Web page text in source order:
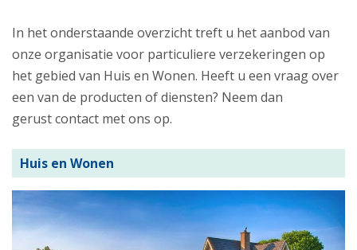
In het onderstaande overzicht treft u het aanbod van
onze organisatie voor particuliere verzekeringen op
het gebied van Huis en Wonen. Heeft u een vraag over
een van de producten of diensten? Neem dan
gerust contact met ons op.
Huis en Wonen